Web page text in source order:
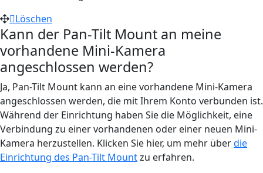
Löschen
Kann der Pan-Tilt Mount an meine
vorhandene Mini-Kamera
angeschlossen werden?
Ja, Pan-Tilt Mount kann an eine vorhandene Mini-Kamera
angeschlossen werden, die mit Ihrem Konto verbunden ist.
Während der Einrichtung haben Sie die Möglichkeit, eine
Verbindung zu einer vorhandenen oder einer neuen Mini-
Kamera herzustellen. Klicken Sie hier, um mehr überdie
Einrichtung des Pan-Tilt Mountzu erfahren.